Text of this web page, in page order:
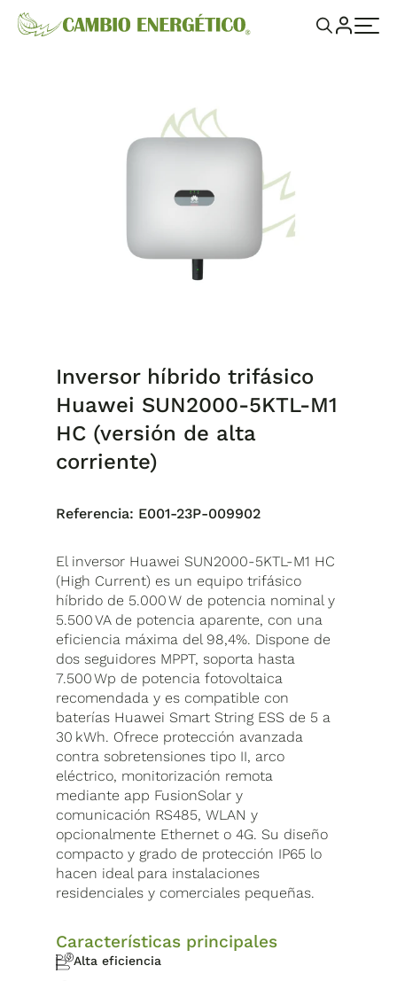
Inversor híbrido trifásico
Huawei SUN2000-5KTL-M1
HC (versión de alta
corriente)
Referencia: E001-23P-009902
El inversor Huawei SUN2000-5KTL-M1 HC
(High Current) es un equipo trifásico
híbrido de 5.000 W de potencia nominal y
5.500 VA de potencia aparente, con una
eficiencia máxima del 98,4%. Dispone de
dos seguidores MPPT, soporta hasta
7.500 Wp de potencia fotovoltaica
recomendada y es compatible con
baterías Huawei Smart String ESS de 5 a
30 kWh. Ofrece protección avanzada
contra sobretensiones tipo II, arco
eléctrico, monitorización remota
mediante app FusionSolar y
comunicación RS485, WLAN y
opcionalmente Ethernet o 4G. Su diseño
compacto y grado de protección IP65 lo
hacen ideal para instalaciones
residenciales y comerciales pequeñas.
Características principales
Alta eficiencia